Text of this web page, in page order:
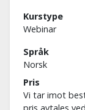
Kurstype
Webinar
Språk
Norsk
Pris
Vi tar imot
pris avtales